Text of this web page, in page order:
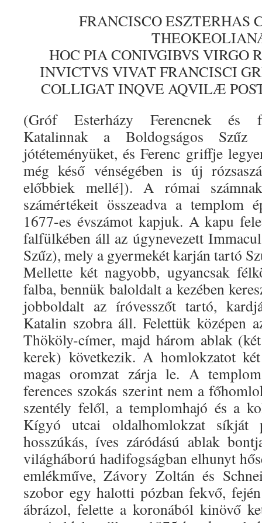
FRANCISCO ESZTERHAS
HOC PIA CONIVGIBVS VIRGO
INVICTVS VIVAT FRANCISCI
COLLIGAT INQVE AQVILÆ
(Gróf Esterházy Ferencnek és
Katalinnak a Boldogságos
jótéteményüket, és Ferenc griffje
még késő vénségében is új
előbbiek mellé]). A római
számértékeit összeadva a templom
1677-es évszámot kapjuk. A kapu
falfülkében áll az úgynevezett
Szűz), mely a gyermekét karján tartó
Mellette két nagyobb, ugyancsak
falba, bennük baloldalt a kezében
jobboldalt az íróvesszőt tartó,
Katalin szobra áll. Felettük középen
Thököly-címer, majd három ablak
kerek) következik. A homlokzatot
magas oromzat zárja le. A
ferences szokás szerint nem a
szentély felől, a templomhajó és a
Kígyó utcai oldalhomlokzat síkját
hosszúkás, íves záródású ablak
világháború hadifogságban elhunyt
emlékműve, Závory Zoltán és
szobor egy halotti pózban fekvő,
ábrázol, felette a koronából kinövő